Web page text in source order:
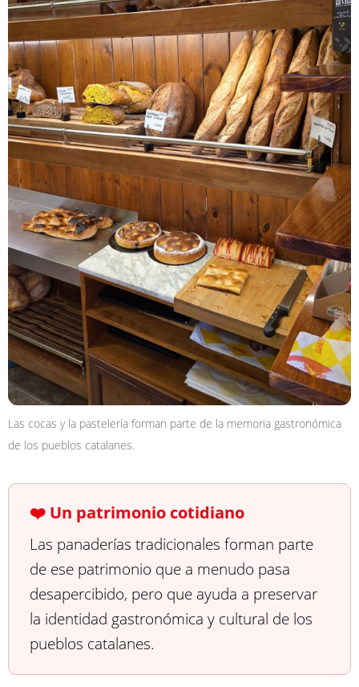
Las cocas y la pastelería forman parte de la memoria gastronómica
de los pueblos catalanes.
❤️ Un patrimonio cotidiano
Las panaderías tradicionales forman parte
de ese patrimonio que a menudo pasa
desapercibido, pero que ayuda a preservar
la identidad gastronómica y cultural de los
pueblos catalanes.